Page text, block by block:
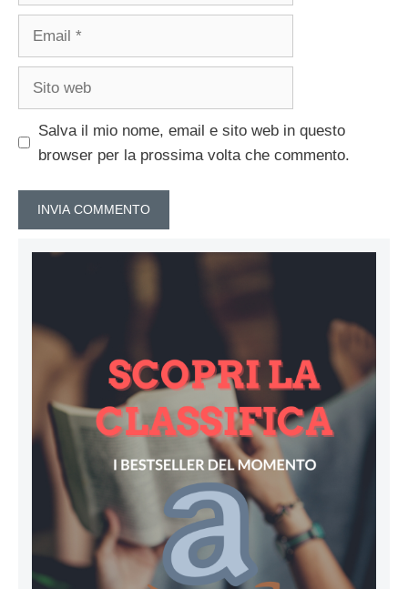
Email
Sito
Salva il mio nome, email e sito web in questo
browser per la prossima volta che commento.